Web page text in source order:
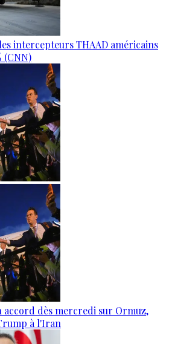
intercepteurs THAAD américains
(CNN)
accord dès mercredi sur Ormuz,
à l'Iran